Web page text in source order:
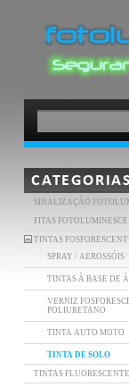
CATEGORIAS
SINALIZAÇÃO
FITAS
TINTAS
SPRAY / AEROSSÓIS
TINTAS À BASE DE
VERNIZ
POLIURETANO
TINTA AUTO MOTO
TINTA DE SOLO
TINTAS